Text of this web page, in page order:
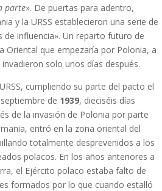
parte». De puertas para adentro,
y la URSS establecieron una serie de
de influencia». Un reparto futuro de
Oriental que empezaría por Polonia, a
invadieron solo unos días después.
cumpliendo su parte del pacto el
de 1939, dieciséis días
de la invasión de Polonia por parte
entró en la zona oriental del
totalmente desprevenidos a los
polacos. En los años anteriores a
el Ejército polaco estaba falto de
formados por lo que cuando estalló